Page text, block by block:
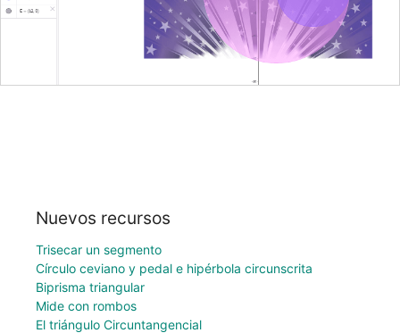
Nuevos recursos
Trisecar un segmento
Círculo ceviano y pedal e hipérbola circunscrita
Biprisma triangular
Mide con rombos
El triángulo Circuntangencial